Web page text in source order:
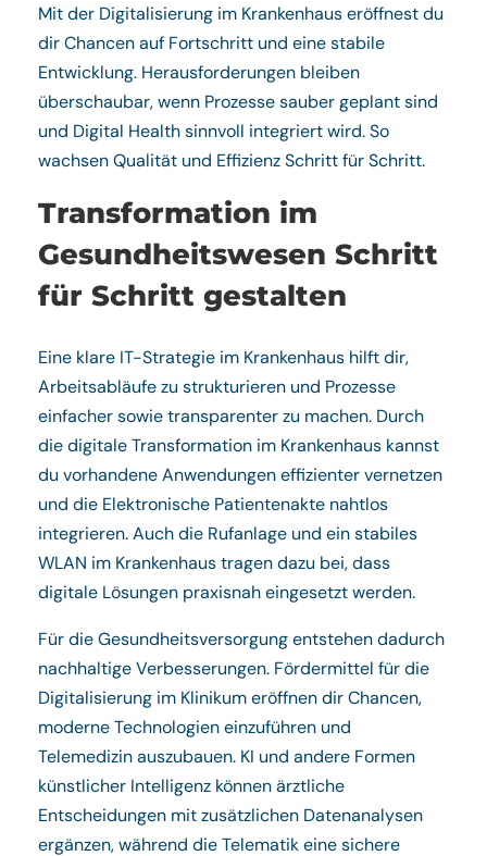
Mit der Digitalisierung im Krankenhaus eröffnest du
dir Chancen auf Fortschritt und eine stabile
Entwicklung. Herausforderungen bleiben
überschaubar, wenn Prozesse sauber geplant sind
und Digital Health sinnvoll integriert wird. So
wachsen Qualität und Effizienz Schritt für Schritt.
Transformation im
Gesundheitswesen Schritt
für Schritt gestalten
Eine klare IT-Strategie im Krankenhaus hilft dir,
Arbeitsabläufe zu strukturieren und Prozesse
einfacher sowie transparenter zu machen. Durch
die digitale Transformation im Krankenhaus kannst
du vorhandene Anwendungen effizienter vernetzen
und die Elektronische Patientenakte nahtlos
integrieren. Auch die Rufanlage und ein stabiles
WLAN im Krankenhaus tragen dazu bei, dass
digitale Lösungen praxisnah eingesetzt werden.
Für die Gesundheitsversorgung entstehen dadurch
nachhaltige Verbesserungen. Fördermittel für die
Digitalisierung im Klinikum eröffnen dir Chancen,
moderne Technologien einzuführen und
Telemedizin auszubauen. KI und andere Formen
künstlicher Intelligenz können ärztliche
Entscheidungen mit zusätzlichen Datenanalysen
ergänzen, während die Telematik eine sichere